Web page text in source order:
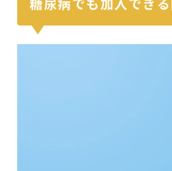
糖尿病でも加入でき